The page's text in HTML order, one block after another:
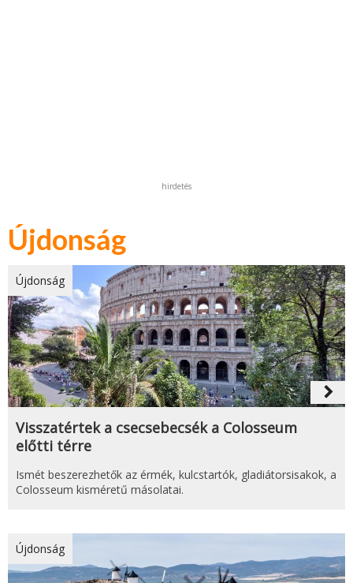
hirdetés
Újdonság
Újdonság
navigate_next
Visszatértek a csecsebecsék a Colosseum
előtti térre
Ismét beszerezhetők az érmék, kulcstartók, gladiátorsisakok, a
Colosseum kisméretű másolatai.
Újdonság